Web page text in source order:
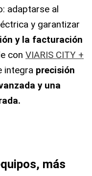
adaptarse al
y garantizar
y la facturación
con VIARIS CITY +
integra precisión
y una
más